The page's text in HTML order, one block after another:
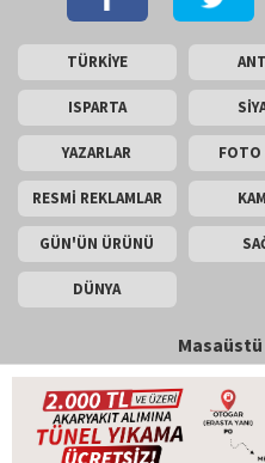
TÜRKİYE
ISPARTA
YAZARLAR FOTO
RESMİ REKLAMLAR
GÜN'ÜN ÜRÜNÜ
DÜNYA
Copyright ©